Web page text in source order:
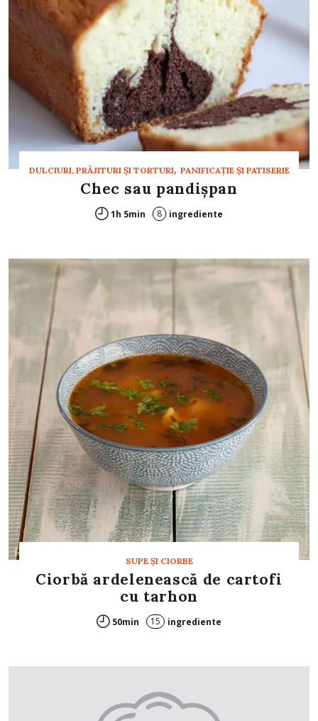
DULCIURI, PRĂJITURI ȘI TORTURI, PANIFICAŢIE ŞI PATISERIE
Chec sau pandişpan
1h 5min 8 ingrediente
SUPE ŞI CIORBE
Ciorbă ardelenească de cartofi
cu tarhon
50min 15 ingrediente